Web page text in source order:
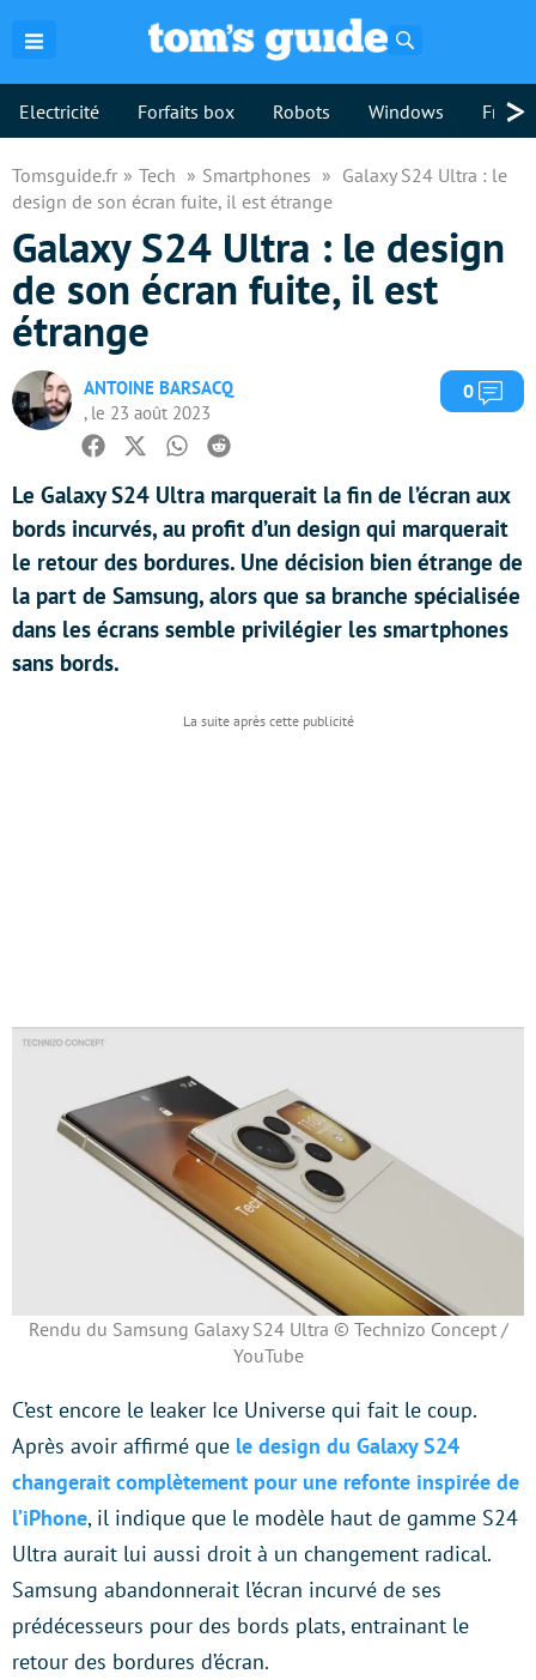
Electricité Forfaits box Robots Windows >
Tomsguide.fr Tech Smartphones
Galaxy S24 Ultra : le
design de son écran fuite, il est étrange
Galaxy S24 Ultra : le design
de son écran fuite, il est
étrange
ANTOINE BARSACQ
, le 23 août 2023
0
Facebook
TwitterWhatsapp
Reddit
Le Galaxy S24 Ultra marquerait la fin de l’écran aux
bords incurvés, au profit d’un design qui marquerait
le retour des bordures. Une décision bien étrange de
la part de Samsung, alors que sa branche spécialisée
dans les écrans semble privilégier les smartphones
sans bords.
Rendu du Samsung Galaxy S24 Ultra © Technizo Concept /
YouTube
C’est encore le leaker Ice Universe qui fait le coup.
Après avoir affirmé que le design du Galaxy S24
changerait complètement pour une refonte inspirée de
l’iPhone, il indique que le modèle haut de gamme S24
Ultra aurait lui aussi droit à un changement radical.
Samsung abandonnerait l’écran incurvé de ses
prédécesseurs pour des bords plats, entrainant le
retour des bordures d’écran.